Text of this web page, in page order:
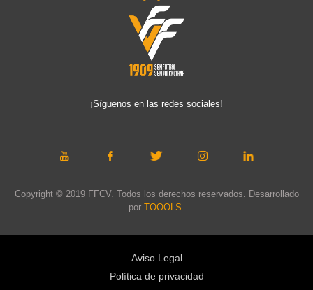
¡Síguenos en las redes sociales!
Copyright © 2019 FFCV. Todos los derechos reservados. Desarrollado
por TOOOLS
Aviso Legal
Política de privacidad